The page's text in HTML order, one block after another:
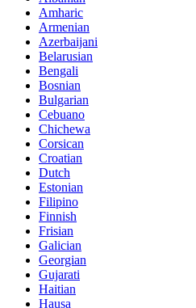
Amharic
Armenian
Azerbaijani
Belarusian
Bengali
Bosnian
Bulgarian
Cebuano
Chichewa
Corsican
Croatian
Dutch
Estonian
Filipino
Finnish
Frisian
Galician
Georgian
Gujarati
Haitian
Hausa